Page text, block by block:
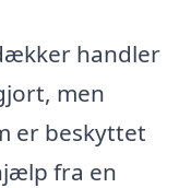
handler
men
er beskyttet
fra en